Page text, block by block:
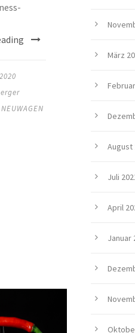
NEUWAGEN
März
August
Juli
April
Januar